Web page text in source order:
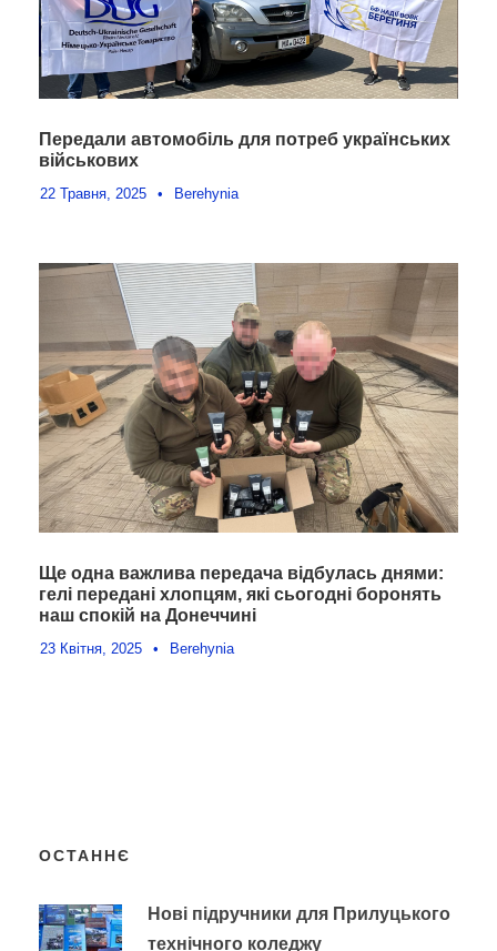
Передали автомобіль для потреб українських
військових
22 Травня, 2025 • Berehynia
Ще одна важлива передача відбулась днями:
гелі передані хлопцям, які сьогодні боронять
наш спокій на Донеччині
23 Квітня, 2025 • Berehynia
ОСТАННЄ
Нові підручники для Прилуцького
технічного коледжу